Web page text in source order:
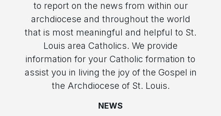
to report on the news from within our
archdiocese and throughout the world
that is most meaningful and helpful to St.
Louis area Catholics. We provide
information for your Catholic formation to
assist you in living the joy of the Gospel in
the Archdiocese of St. Louis.
NEWS